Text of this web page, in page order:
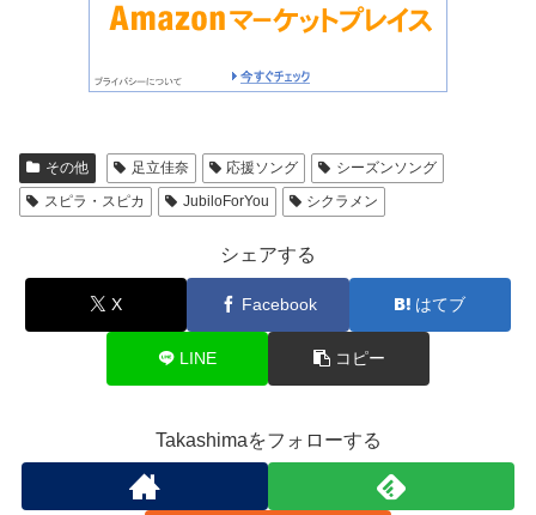
その他 足立佳奈 応援ソング
シーズンソング
スピラ・スピカ
JubiloForYou シクラメン
シェアする
X Facebook はてブ
LINE コピー
Takashimaをフォローする